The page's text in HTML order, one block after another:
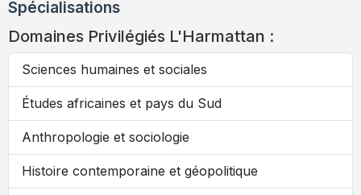
Spécialisations
Domaines Privilégiés L'Harmattan :
Sciences humaines et sociales
Études africaines et pays du Sud
Anthropologie et sociologie
Histoire contemporaine et géopolitique